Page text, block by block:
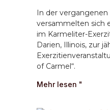
In der vergangenen
versammelten sich
im Karmeliter-
Darien, Illinois, zur
of Carmel“.
Mehr lesen "